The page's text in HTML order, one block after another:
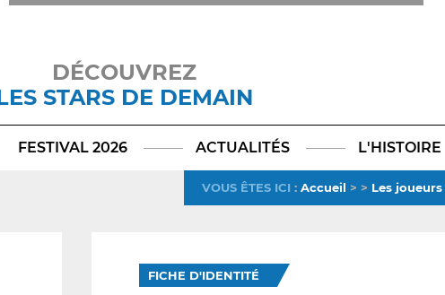
DÉCOUVREZ
STARS DE DEMAIN
TikTokLinkedIn
X
FESTIVAL 2026 ACTUALITÉS L'HISTOIRE
VOUS ÊTES ICI : Accueil > > Les joueurs
FICHE D'IDENTITÉ